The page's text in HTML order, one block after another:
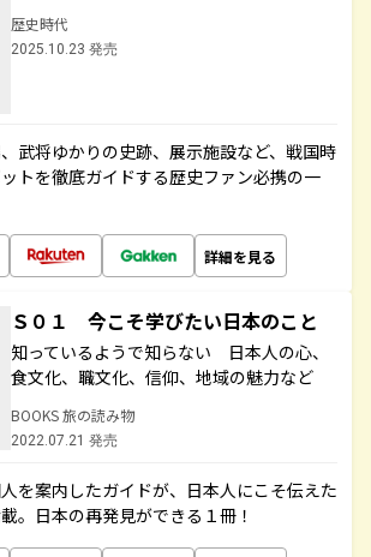
歴史時代
2025.10.23 発売
武将ゆかりの史跡、展示施設など、戦国時
トを徹底ガイドする歴史ファン必携の一
詳細を見る
Ｓ０１ 今こそ学びたい日本のこと
知っているようで知らない 日本人の心、
食文化、職文化、信仰、地域の魅力など
BOOKS 旅の読み物
2022.07.21 発売
を案内したガイドが、日本人にこそ伝えた
。日本の再発見ができる１冊！